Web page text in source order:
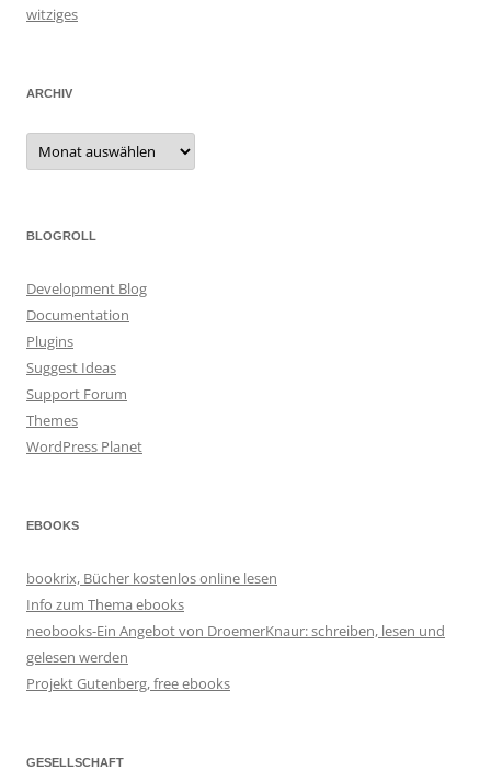
witziges
ARCHIV
Archiv
BLOGROLL
Development Blog
Documentation
Plugins
Suggest Ideas
Support Forum
Themes
WordPress Planet
EBOOKS
bookrix, Bücher kostenlos online lesen
Info zum Thema ebooks
neobooks-Ein Angebot von DroemerKnaur: schreiben, lesen und
gelesen werden
Projekt Gutenberg, free ebooks
GESELLSCHAFT